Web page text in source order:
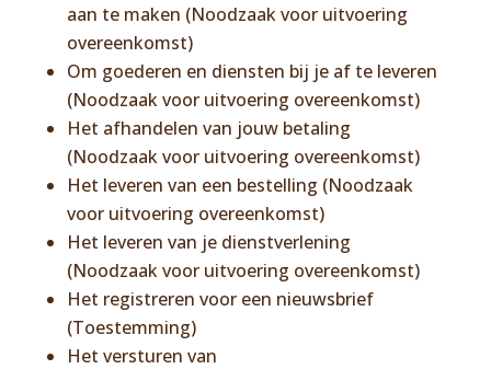
aan te maken (Noodzaak voor uitvoering
overeenkomst)
Om goederen en diensten bij je af te leveren
(Noodzaak voor uitvoering overeenkomst)
Het afhandelen van jouw betaling
(Noodzaak voor uitvoering overeenkomst)
Het leveren van een bestelling (Noodzaak
voor uitvoering overeenkomst)
Het leveren van je dienstverlening
(Noodzaak voor uitvoering overeenkomst)
Het registreren voor een nieuwsbrief
(Toestemming)
Het versturen van